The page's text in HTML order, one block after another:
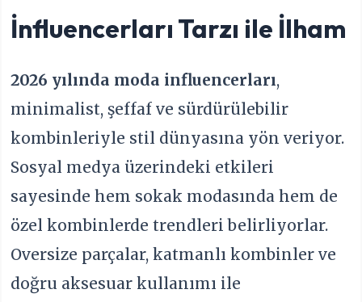
İnfluencerları Tarzı ile İlham
2026 yılında moda influencerları,
minimalist, şeffaf ve sürdürülebilir
kombinleriyle stil dünyasına yön veriyor.
Sosyal medya üzerindeki etkileri
sayesinde hem sokak modasında hem de
özel kombinlerde trendleri belirliyorlar.
Oversize parçalar, katmanlı kombinler ve
doğru aksesuar kullanımı ile